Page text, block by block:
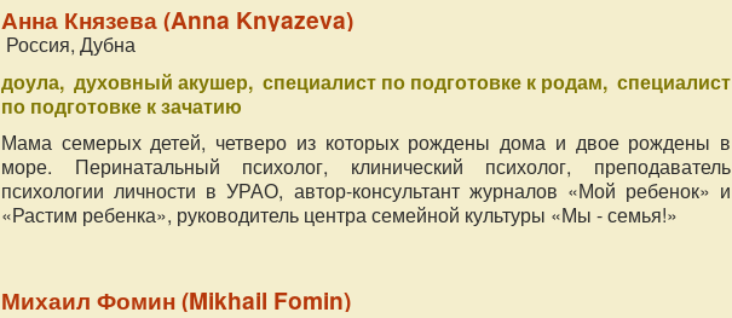
Анна Князева (Anna Knyazeva)
Россия, Дубна
доула духовный акушер специалист по подготовке к родам специалист
по подготовке к зачатию
Мама семерых детей, четверо из которых рождены дома и двое рождены в
море. Перинатальный психолог, клинический психолог, преподаватель
психологии личности в УРАО, автор-консультант журналов «Мой ребенок» и
«Растим ребенка», руководитель центра семейной культуры «Мы - семья!»
Михаил Фомин (Mikhail Fomin)